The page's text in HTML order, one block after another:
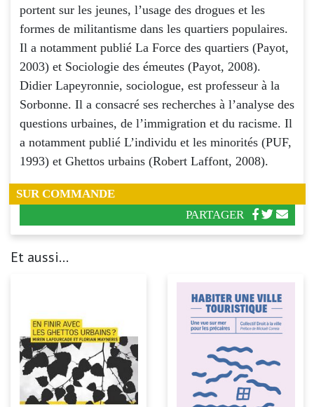
portent sur les jeunes, l’usage des drogues et les
formes de militantisme dans les quartiers populaires.
Il a notamment publié La Force des quartiers (Payot,
2003) et Sociologie des émeutes (Payot, 2008).
Didier Lapeyronnie, sociologue, est professeur à la
Sorbonne. Il a consacré ses recherches à l’analyse des
questions urbaines, de l’immigration et du racisme. Il
a notamment publié L’individu et les minorités (PUF,
1993) et Ghettos urbains (Robert Laffont, 2008).
SUR COMMANDE
PARTAGER
Et aussi...